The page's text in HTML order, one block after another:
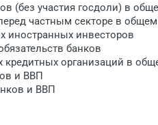
(без участия госдоли) в
частным секторе в
иностранных инвесторов
банков
кредитных организаций в
и ВВП
и ВВП